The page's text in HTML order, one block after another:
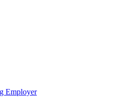
Employer